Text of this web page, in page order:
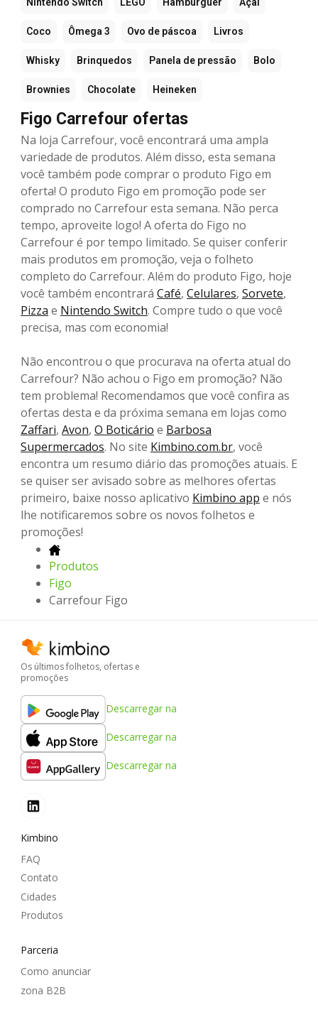
Nintendo Switch LEGO Hambúrguer Açaí
Coco Ômega 3 Ovo de páscoa Livros
Whisky Brinquedos Panela de pressão Bolo
Brownies Chocolate Heineken
Figo Carrefour ofertas
Na loja Carrefour, você encontrará uma ampla
variedade de produtos. Além disso, esta semana
você também pode comprar o produto Figo em
oferta! O produto Figo em promoção pode ser
comprado no Carrefour esta semana. Não perca
tempo, aproveite logo! A oferta do Figo no
Carrefour é por tempo limitado. Se quiser conferir
mais produtos em promoção, veja o folheto
completo do Carrefour. Além do produto Figo, hoje
você também encontrará Café, Celulares, Sorvete,
Pizza e Nintendo Switch. Compre tudo o que você
precisa, mas com economia!
Não encontrou o que procurava na oferta atual do
Carrefour? Não achou o Figo em promoção? Não
tem problema! Recomendamos que você confira as
ofertas desta e da próxima semana em lojas como
Zaffari, Avon, O Boticário e Barbosa
Supermercados. No site Kimbino.com.br, você
encontra um resumo diário das promoções atuais. E
se quiser ser avisado sobre as melhores ofertas
primeiro, baixe nosso aplicativo Kimbino app e nós
lhe notificaremos sobre os novos folhetos e
promoções!
Produtos
Figo
Carrefour Figo
Os últimos folhetos, ofertas e
promoções
Descarregar na
Descarregar na
Descarregar na
Kimbino
FAQ
Contato
Cidades
Produtos
Parceria
Como anunciar
zona B2B